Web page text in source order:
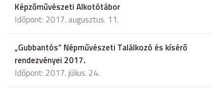
Képzőművészeti Alkotótábor
Időpont: 2017. augusztus. 11.
„Gubbantós” Népművészeti Találkozó és kísérő
rendezvényei 2017.
Időpont: 2017. július. 24.